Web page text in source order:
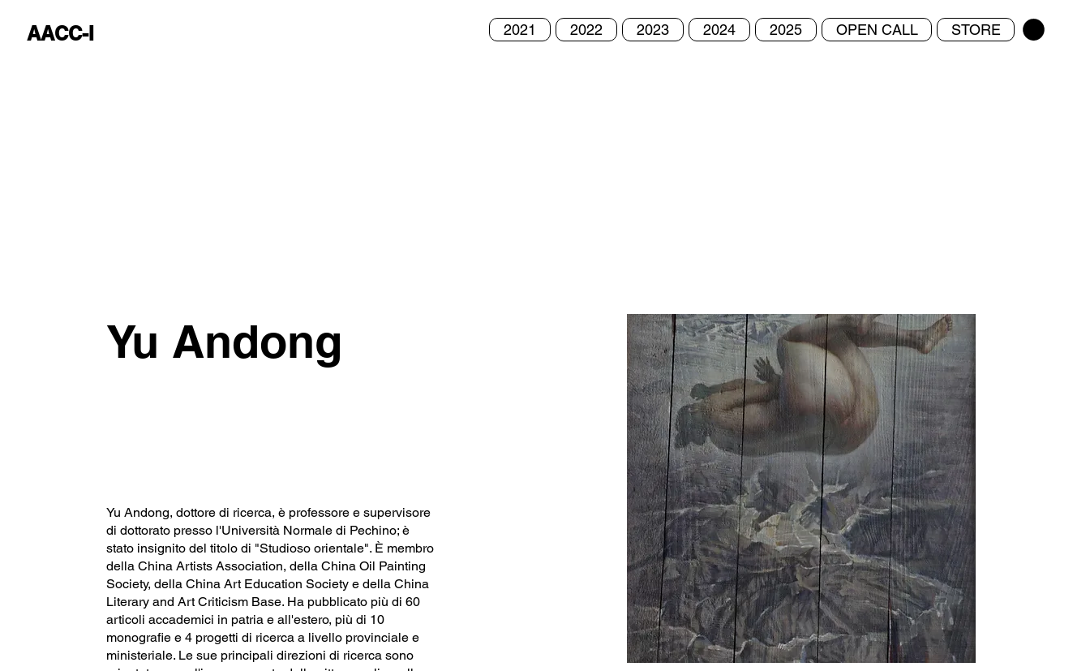
AACC-I 2021 2022 2023 2024 2025 OPEN CALL STORE
Yu Andong
Yu Andong, dottore di ricerca, è professore e supervisore
di dottorato presso l'Università Normale di Pechino; è
stato insignito del titolo di "Studioso orientale". È membro
della China Artists Association, della China Oil Painting
Society, della China Art Education Society e della China
Literary and Art Criticism Base. Ha pubblicato più di 60
articoli accademici in patria e all'estero, più di 10
monografie e 4 progetti di ricerca a livello provinciale e
ministeriale. Le sue principali direzioni di ricerca sono